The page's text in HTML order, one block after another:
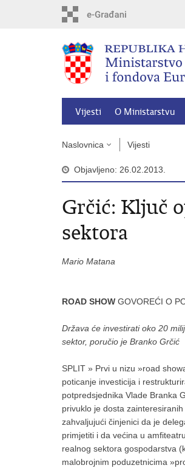
Vijesti O Ministarstvu
Naslovnica Vijesti
Objavljeno: 26.02.2013.
Grčić: Ključ
sektora
Mario Matana
ROAD SHOW GOVOREĆI O
Država će investirati oko 20
sektor, poručio je Branko Grčić
SPLIT » Prvi u nizu »road
poticanje investicija i
potpredsjednika Vlade Branka
privuklo je dosta
zahvaljujući činjenici da je
primjetiti i da većina u
realnog sektora gospodarstva
malobrojnim poduzetnicima